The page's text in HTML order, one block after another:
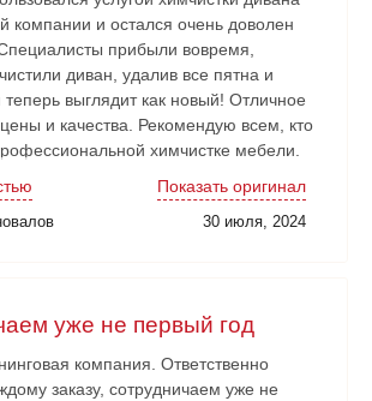
компании и остался очень доволен
прибыли вовремя,
диван, удалив все пятна и
выглядит как новый! Отличное
и качества. Рекомендую всем, кто
химчистке мебели.
Показать оригинал
30 июля, 2024
уже не первый год
компания. Ответственно
заказу, сотрудничаем уже не